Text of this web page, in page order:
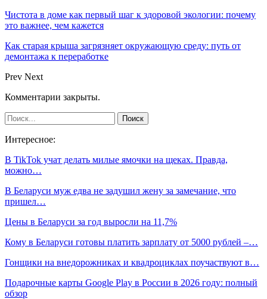
Чистота в доме как первый шаг к здоровой экологии: почему
это важнее, чем кажется
Как старая крыша загрязняет окружающую среду: путь от
демонтажа к переработке
Prev Next
Комментарии закрыты.
Интересное:
В TikTok учат делать милые ямочки на щеках. Правда,
можно…
В Беларуси муж едва не задушил жену за замечание, что
пришел…
Цены в Беларуси за год выросли на 11,7%
Кому в Беларуси готовы платить зарплату от 5000 рублей –…
Гонщики на внедорожниках и квадроциклах поучаствуют в…
Подарочные карты Google Play в России в 2026 году: полный
обзор